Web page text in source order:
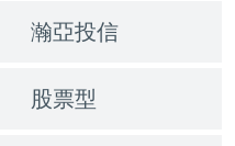
瀚亞投信
股票型